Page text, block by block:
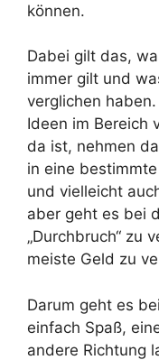
können.
Dabei gilt das,
immer gilt und
verglichen
Ideen im Bereich
da ist, nehmen
in eine
und vielleicht
aber geht es bei
„Durchbruch“ zu
meiste Geld zu
Darum geht es
einfach Spaß,
andere Richtung